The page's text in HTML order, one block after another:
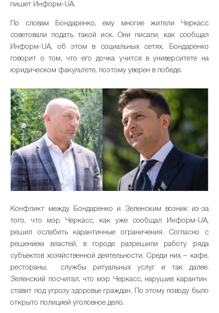
пишет Информ-UA.
По словам Бондаренко, ему многие жители Черкасс
советовали подать такой иск. Они писали, как сообщал
Информ-UA, об этом в социальных сетях. Бондаренко
говорит о том, что его дочка учится в университете на
юридическом факультете, поэтому уверен в победе.
Конфликт между Бондаренко и Зеленским возник из-за
того, что мэр Черкасс, как уже сообщал Информ-UA,
решил ослабить карантинные ограничения. Согласно с
решением властей, в городе разрешили работу ряда
субъектов хозяйственной деятельности. Среди них – кафе,
рестораны, службы ритуальных услуг и так далее.
Зеленский посчитал, что мэр Черкасс, нарушив карантин
ставит под угрозу здоровье граждан. По этому поводу было
открыто полицией уголовное дело.